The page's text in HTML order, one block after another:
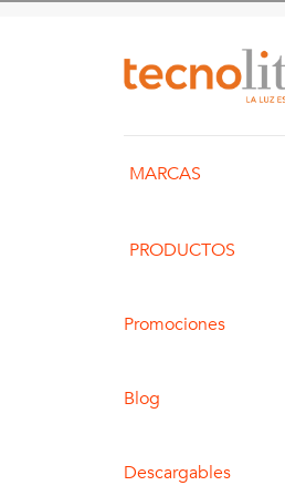
MARCAS
PRODUCTOS
Promociones
Blog
Descargables